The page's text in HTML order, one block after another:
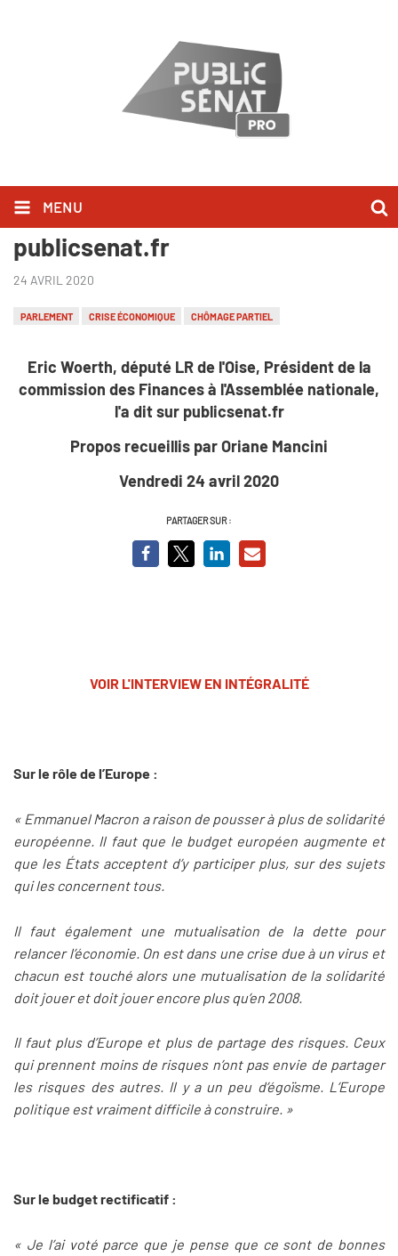
MENU
Eric Woerth l'a dit sur
publicsenat.fr
24 AVRIL 2020
PARLEMENT CRISE ÉCONOMIQUE CHÔMAGE PARTIEL
Eric Woerth, député LR de l'Oise, Président de la
commission des Finances à l'Assemblée nationale,
l'a dit sur publicsenat.fr
Propos recueillis par Oriane Mancini
Vendredi 24 avril 2020
PARTAGER SUR :
VOIR L'INTERVIEW EN INTÉGRALITÉ
Sur le rôle de l’Europe :
« Emmanuel Macron a raison de pousser à plus de solidarité
européenne. Il faut que le budget européen augmente et
que les États acceptent d’y participer plus, sur des sujets
qui les concernent tous.
Il faut également une mutualisation de la dette pour
relancer l’économie. On est dans une crise due à un virus et
chacun est touché alors une mutualisation de la solidarité
doit jouer et doit jouer encore plus qu’en 2008.
Il faut plus d’Europe et plus de partage des risques. Ceux
qui prennent moins de risques n’ont pas envie de partager
les risques des autres. Il y a un peu d’égoïsme. L’Europe
politique est vraiment difficile à construire. »
Sur le budget rectificatif :
« Je l’ai voté parce que je pense que ce sont de bonnes